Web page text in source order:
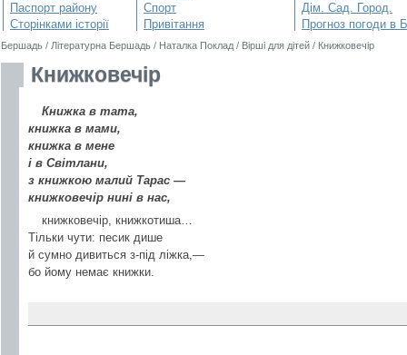
Паспорт району
Сторінками історії
Спорт
Привітання
Дім. Сад. Город.
Прогноз погоди в
Бершадь / Літературна Бершадь / Наталка Поклад / Вірші для дітей / Книжковечір
Книжковечір
Книжка в тата,
книжка в мами,
книжка в мене
і в Світлани,
з книжкою малий Тарас —
книжковечір нині в нас,
книжковечір, книжкотиша…
Тільки чути: песик дише
й сумно дивиться з-під ліжка,—
бо йому немає книжки.